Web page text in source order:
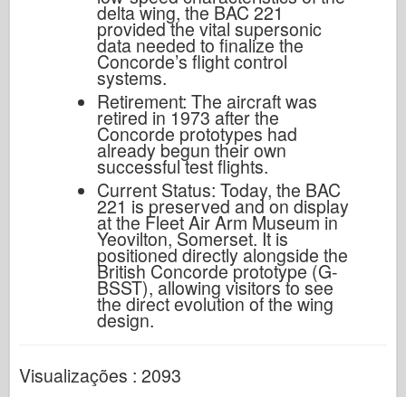
delta wing, the BAC 221
provided the vital supersonic
data needed to finalize the
Concorde’s flight control
systems.
Retirement: The aircraft was
retired in 1973 after the
Concorde prototypes had
already begun their own
successful test flights.
Current Status: Today, the BAC
221 is preserved and on display
at the Fleet Air Arm Museum in
Yeovilton, Somerset. It is
positioned directly alongside the
British Concorde prototype (G-
BSST), allowing visitors to see
the direct evolution of the wing
design.
Visualizações : 2093